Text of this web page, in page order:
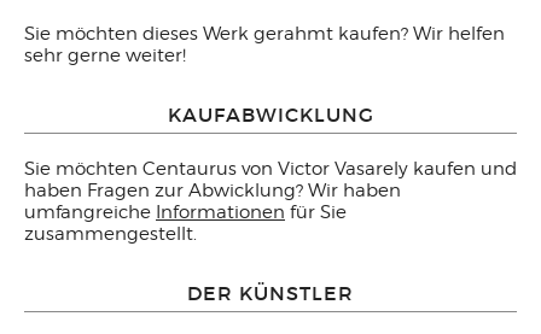
Sie möchten dieses Werk gerahmt kaufen? Wir helfen
sehr gerne weiter!
KAUFABWICKLUNG
Sie möchten Centaurus von Victor Vasarely kaufen und
haben Fragen zur Abwicklung? Wir haben
umfangreiche Informationen für Sie
zusammengestellt.
DER KÜNSTLER